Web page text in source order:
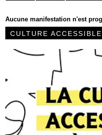
Aucune manifestation n'est
CULTURE